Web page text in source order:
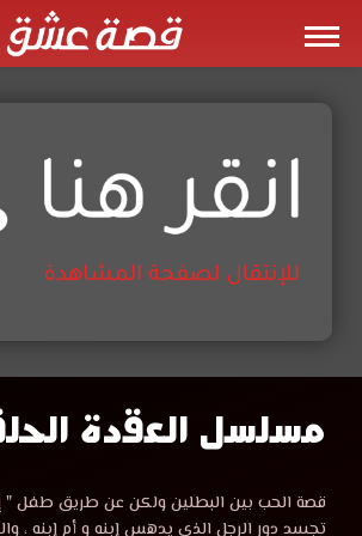
مسلسل
العقدة
مسلسل العقدة
مشاهدة
مسلسل
قصة الحب بين البطلين ولكن عن طريق طفل "
تجسد دور الرجل الذي يدهس إبنه و أم إبنه ،